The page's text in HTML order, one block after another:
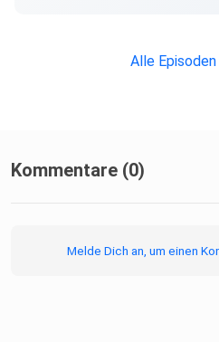
Gianni Infantino
Alle
Kommentare (0)
Melde Dich an, um einen